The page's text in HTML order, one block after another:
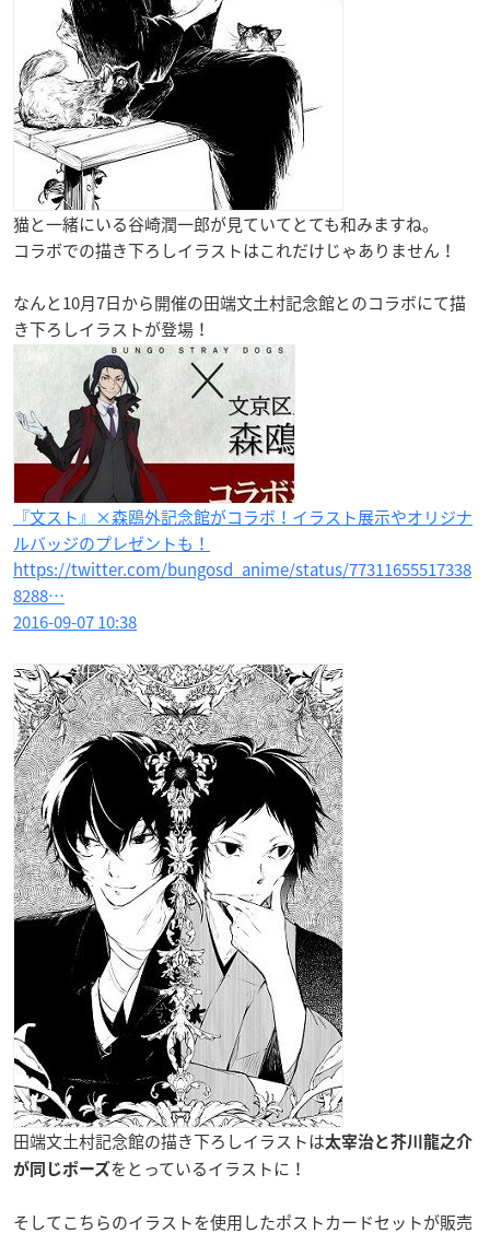
猫と一緒にいる谷崎潤一郎が見ていてとても和みますね。
コラボでの描き下ろしイラストはこれだけじゃありません！
なんと10月7日から開催の田端文土村記念館とのコラボにて描
き下ろしイラストが登場！
『文スト』×森鴎外記念館がコラボ！イラスト展示やオリジナ
ルバッジのプレゼントも！
https://twitter.com/bungosd_anime/status/77311655517338
8288…
2016-09-07 10:38
田端文土村記念館の描き下ろしイラストは太宰治と芥川龍之介
が同じポーズ をとっているイラストに！
そしてこちらのイラストを使用したポストカードセットが販売